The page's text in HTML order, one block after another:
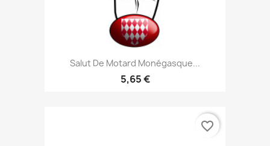
Salut De Motard Monégasque...
5,65 €
favorite_border